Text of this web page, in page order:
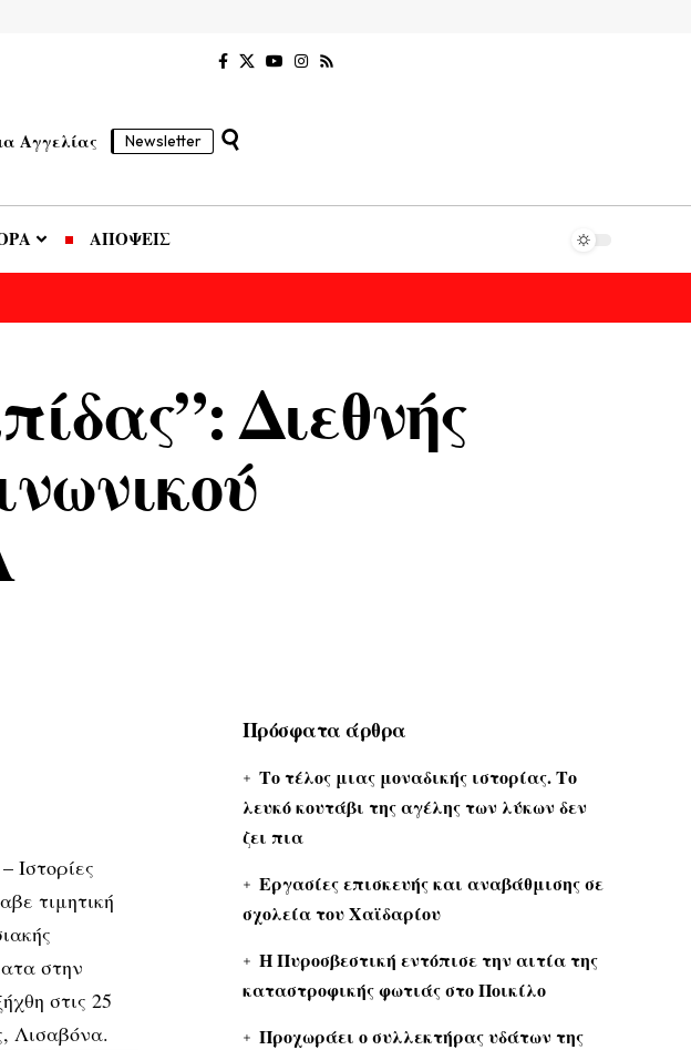
Αγγελίας Newsletter
ΑΠΟΨΕΙΣ
Διεθνής
Ιστορίες
τιμητική
στην
στις 25
Λισαβόνα.
Πρόσφατα άρθρα
Το τέλος μιας μοναδικής ιστορίας. Το
λευκό κουτάβι της αγέλης των λύκων δεν
ζει πια
Εργασίες επισκευής και αναβάθμισης σε
σχολεία του Χαϊδαρίου
Η Πυροσβεστική εντόπισε την αιτία της
καταστροφικής φωτιάς στο Ποικίλο
Προχωράει ο συλλεκτήρας υδάτων της